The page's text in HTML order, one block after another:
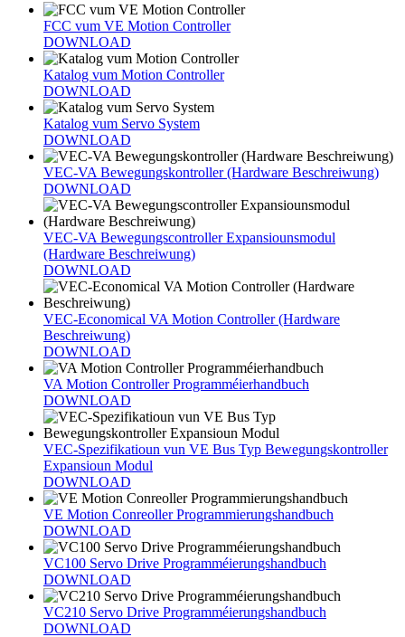
FCC vum VE Motion Controller
DOWNLOAD
Katalog vum Motion Controller
DOWNLOAD
Katalog vum Servo System
DOWNLOAD
VEC-VA Bewegungskontroller (Hardware Beschreiwung)
DOWNLOAD
VEC-VA Bewegungscontroller Expansiounsmodul
(Hardware Beschreiwung)
DOWNLOAD
VEC-Economical VA Motion Controller (Hardware
Beschreiwung)
DOWNLOAD
VA Motion Controller Programméierhandbuch
DOWNLOAD
VEC-Spezifikatioun vun VE Bus Typ Bewegungskontroller
Expansioun Modul
DOWNLOAD
VE Motion Conreoller Programmierungshandbuch
DOWNLOAD
VC100 Servo Drive Programméierungshandbuch
DOWNLOAD
VC210 Servo Drive Programméierungshandbuch
DOWNLOAD